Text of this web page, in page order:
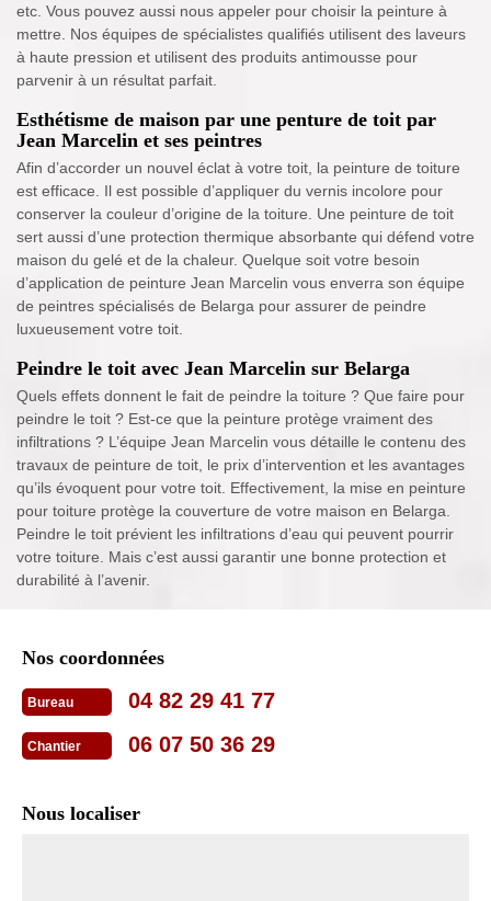
etc. Vous pouvez aussi nous appeler pour choisir la peinture à
mettre. Nos équipes de spécialistes qualifiés utilisent des laveurs
à haute pression et utilisent des produits antimousse pour
parvenir à un résultat parfait.
Esthétisme de maison par une penture de toit par
Jean Marcelin et ses peintres
Afin d’accorder un nouvel éclat à votre toit, la peinture de toiture
est efficace. Il est possible d’appliquer du vernis incolore pour
conserver la couleur d’origine de la toiture. Une peinture de toit
sert aussi d’une protection thermique absorbante qui défend votre
maison du gelé et de la chaleur. Quelque soit votre besoin
d’application de peinture Jean Marcelin vous enverra son équipe
de peintres spécialisés de Belarga pour assurer de peindre
luxueusement votre toit.
Peindre le toit avec Jean Marcelin sur Belarga
Quels effets donnent le fait de peindre la toiture ? Que faire pour
peindre le toit ? Est-ce que la peinture protège vraiment des
infiltrations ? L’équipe Jean Marcelin vous détaille le contenu des
travaux de peinture de toit, le prix d’intervention et les avantages
qu’ils évoquent pour votre toit. Effectivement, la mise en peinture
pour toiture protège la couverture de votre maison en Belarga.
Peindre le toit prévient les infiltrations d’eau qui peuvent pourrir
votre toiture. Mais c’est aussi garantir une bonne protection et
durabilité à l’avenir.
Nos coordonnées
Bureau 04 82 29 41 77
Chantier 06 07 50 36 29
Nous localiser